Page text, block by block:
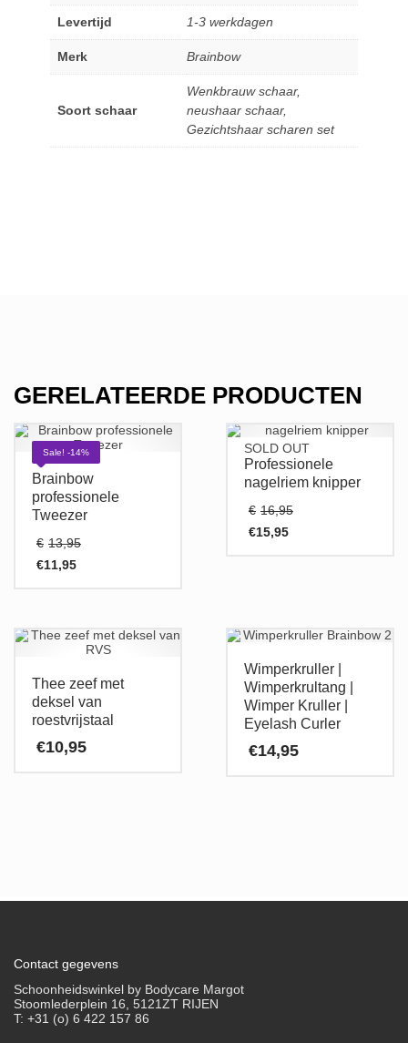
Levertijd 1-3 werkdagen
Merk Brainbow
Soort schaar
Wenkbrauw schaar,
neushaar schaar,
Gezichtshaar scharen set
GERELATEERDE PRODUCTEN
Sale! -14%
Brainbow
professionele
Tweezer
€ 13,95
€11,95
€11,95.
SOLD OUT
Professionele
nagelriem knipper
€ 16,95
€15,95
Thee zeef met
deksel van
roestvrijstaal
€10,95
Wimperkruller |
Wimperkrultang |
Wimper Kruller |
Eyelash Curler
€14,95
Contact gegevens
Schoonheidswinkel by Bodycare Margot
Stoomlederplein 16, 5121ZT RIJEN
T: +31 (o) 6 422 157 86